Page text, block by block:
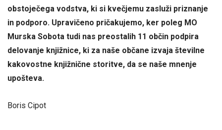
obstoječega vodstva, ki si kvečjemu zasluži priznanje
in podporo. Upravičeno pričakujemo, ker poleg MO
Murska Sobota tudi nas preostalih 11 občin podpira
delovanje knjižnice, ki za naše občane izvaja številne
kakovostne knjižnične storitve, da se naše mnenje
upošteva.
Boris Cipot